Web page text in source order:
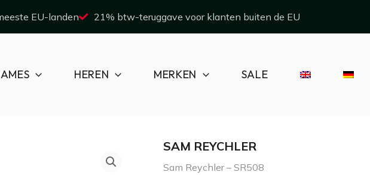
EU-landen 21% btw-teruggave voor klanten buiten de EU
HEREN MERKEN SALE
SAM REYCHLER
Sam Reychler – SR508
Oorspronkelijke
Sam